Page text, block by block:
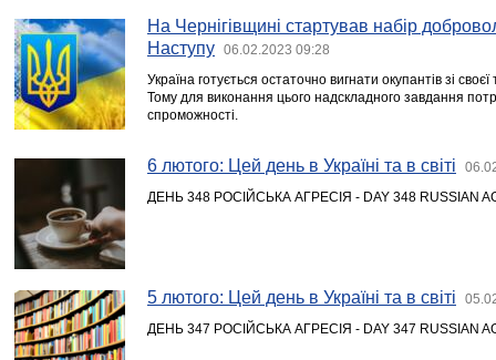
На Чернігівщині стартував набір
Наступу
06.02.2023 09:28
Україна готується остаточно вигнати окупантів зі
Тому для виконання цього надскладного завдання
спроможності.
6 лютого: Цей день в Україні та в світі
ДЕНЬ 348 РОСІЙСЬКА АГРЕСІЯ - DAY 348 RUSSIAN
5 лютого: Цей день в Україні та в світі
ДЕНЬ 347 РОСІЙСЬКА АГРЕСІЯ - DAY 347 RUSSIAN